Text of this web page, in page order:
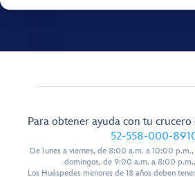
Para obtener ayuda con tu crucero
52-558-000-
De lunes a viernes, de 8:00 a.m. a 10:00
domingos, de 9:00 a.m. a 8:00
Los Huéspedes menores de 18 años deben